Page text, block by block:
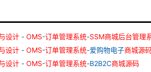
设计 - OMS-订单管理系统-SSM商城后台管理
设计 - OMS-订单管理系统-爱购物电子商城源
设计 - OMS-订单管理系统-B2B2C商城源码